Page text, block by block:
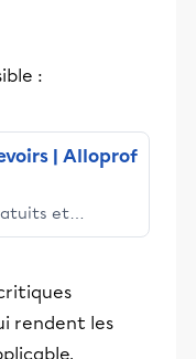
:
| Alloprof
et
les élèves
rendent les